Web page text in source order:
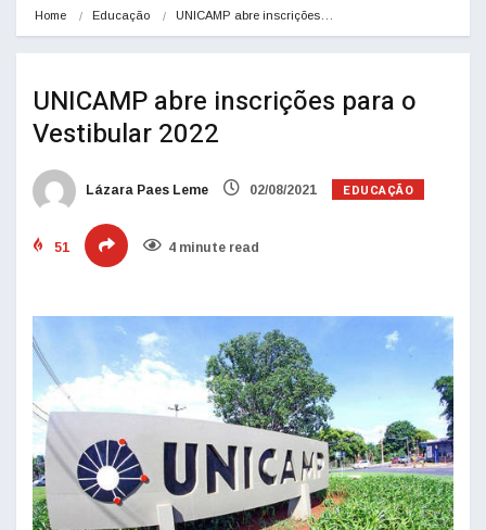
Home Educação UNICAMP abre inscrições…
UNICAMP abre inscrições para o
Vestibular 2022
Lázara Paes Leme 02/08/2021 EDUCAÇÃO
51 4 minute read